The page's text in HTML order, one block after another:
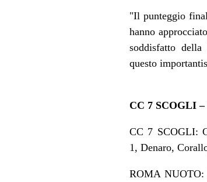
"Il punteggio
hanno
soddisfatto
questo
CC 7 SCOGLI
CC 7 SCOGLI:
1, Denaro,
ROMA NUOTO: